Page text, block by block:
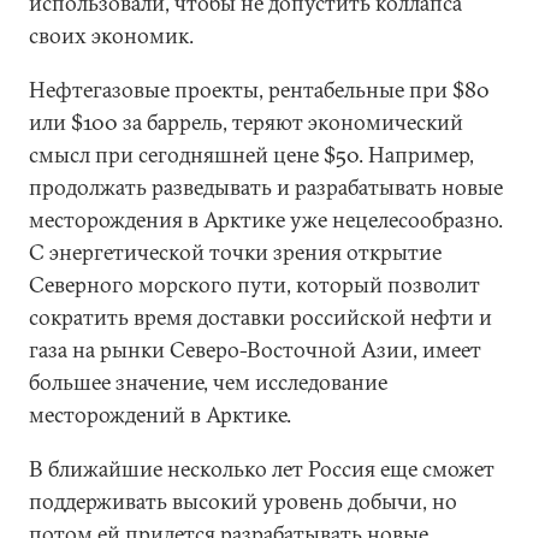
своих экономик.
Нефтегазовые проекты, рентабельные при $80
или $100 за баррель, теряют экономический
смысл при сегодняшней цене $50. Например,
продолжать разведывать и разрабатывать новые
месторождения в Арктике уже нецелесообразно.
С энергетической точки зрения открытие
Северного морского пути, который позволит
сократить время доставки российской нефти и
газа на рынки Северо-Восточной Азии, имеет
большее значение, чем исследование
месторождений в Арктике.
В ближайшие несколько лет Россия еще сможет
поддерживать высокий уровень добычи, но